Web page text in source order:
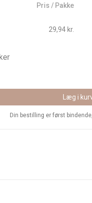
Pris / Pakke
29,94 kr.
Læg i
Din bestilling er først